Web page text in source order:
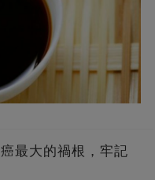
最大的禍根，牢記